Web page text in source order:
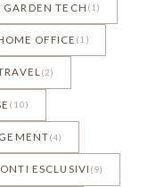
GARDEN TECH (1)
OFFICE (1)
(2)
(10)
(4)
ESCLUSIVI (9)